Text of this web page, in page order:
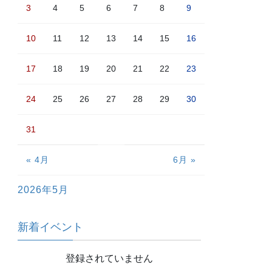
2026年5月
« 4月 6月 »
3 4 5 6 7 8 9
10 11 12 13 14 15 16
17 18 19 20 21 22 23
24 25 26 27 28 29 30
31
新着イベント
登録されていません